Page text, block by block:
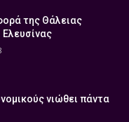
της Θάλειας
νιώθει πάντα